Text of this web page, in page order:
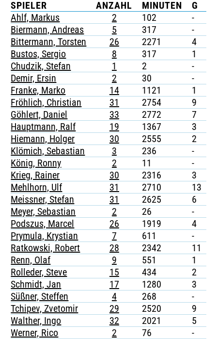
SPIELER
ANZAHL MINUTEN G
Ahlf, Markus
2 102 -
Biermann, Andreas
5 317 -
Bittermann, Torsten
26 2271 4
Bustos, Sergio
8 317 1
Chudzik, Stefan
1 2 -
Demir, Ersin
2 30 -
Franke, Marko
14 1121 1
Fröhlich, Christian
31 2754 9
Göhlert, Daniel
33 2772 7
Hauptmann, Ralf
19 1367 3
Hiemann, Holger
30 2555 2
Klömich, Sebastian
3 236 -
König, Ronny
2 11 -
Krieg, Rainer
30 2316 3
Mehlhorn, Ulf
31 2710 13
Meissner, Stefan
31 2625 6
Meyer, Sebastian
2 26 -
Podszus, Marcel
26 1919 4
Prymula, Krystian
7 611 -
Ratkowski, Robert
28 2342 11
Renn, Olaf
9 551 1
Rolleder, Steve
15 434 2
Schmidt, Jan
17 1280 3
Süßner, Steffen
4 268 -
Tchipev, Zvetomir
29 2520 9
Walther, Ingo
32 2021 5
Werner, Rico
2 76 -